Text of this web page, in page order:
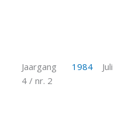
Jaargang
4 / nr. 2
1984 Juli